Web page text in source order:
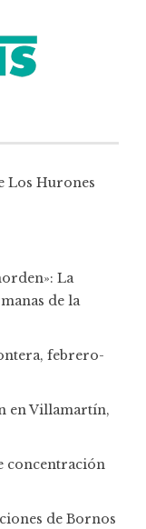
Los Hurones
La
de la
febrero-
en Villamartín,
concentración
de Bornos